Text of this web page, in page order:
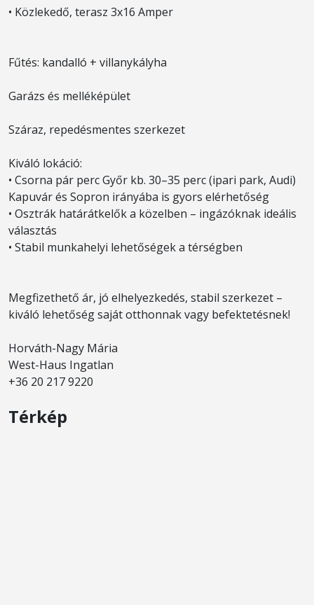
• Közlekedő, terasz 3x16 Amper
Fűtés: kandalló + villanykályha
Garázs és melléképület
Száraz, repedésmentes szerkezet
Kiváló lokáció:
• Csorna pár perc Győr kb. 30–35 perc (ipari park, Audi)
Kapuvár és Sopron irányába is gyors elérhetőség
• Osztrák határátkelők a közelben – ingázóknak ideális
választás
• Stabil munkahelyi lehetőségek a térségben
Megfizethető ár, jó elhelyezkedés, stabil szerkezet –
kiváló lehetőség saját otthonnak vagy befektetésnek!
Horváth-Nagy Mária
West-Haus Ingatlan
+36 20 217 9220
Térkép